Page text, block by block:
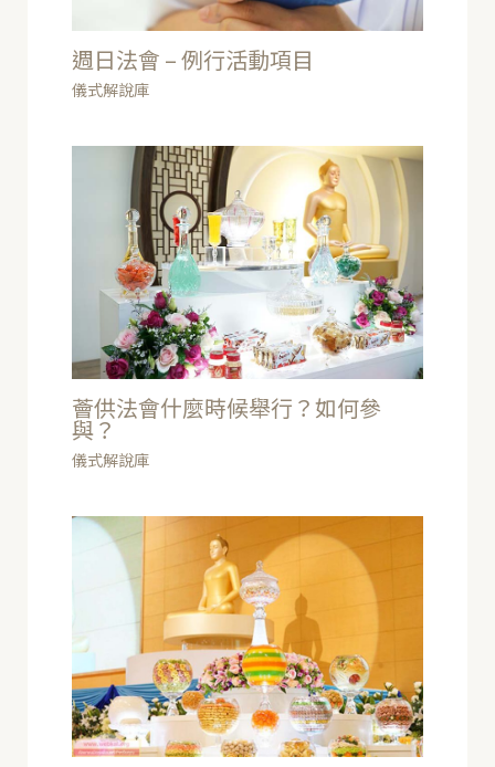
週日法會 – 例行活動項目
儀式解說庫
薈供法會什麼時候舉行？如何參
與？
儀式解說庫